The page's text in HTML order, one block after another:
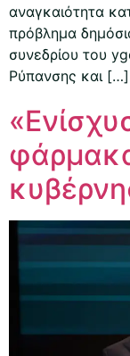
αναγκαιότητα
πρόβλημα
συνεδρίου του
Ρύπανσης και […]